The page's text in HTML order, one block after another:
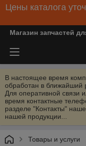
Цены каталога
Магазин запчастей
В настоящее время
обработан в ближайший
Для оперативной связи
время контактные
разделе "Контакты"
нашей продукции...
Товары и услуги